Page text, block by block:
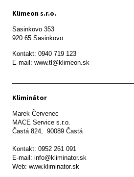
Klimeon s.r.o.
Sasinkovo 353
920 65 Sasinkovo
Kontakt: 0940 719 123
E-mail: www.tl@klimeon.sk
Kliminátor
Marek Červenec
MACE Service s.r.o.
Častá 824,  90089 Častá
Kontakt: 0952 261 091
E-mail: info@kliminator.sk
Web: www.kliminator.sk